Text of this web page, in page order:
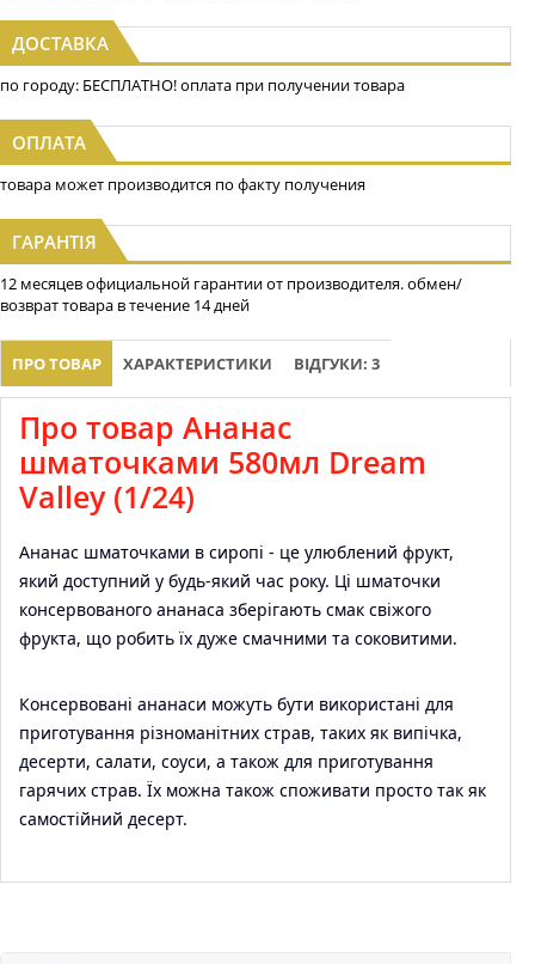
ДОСТАВКА
по городу: БЕСПЛАТНО! оплата при получении товара
ОПЛАТА
товара может производится по факту получения
ГАРАНТІЯ
12 месяцев официальной гарантии от производителя. обмен/
возврат товара в течение 14 дней
ПРО ТОВАР ХАРАКТЕРИСТИКИ ВІДГУКИ: 3
Про товар Ананас
шматочками 580мл Dream
Valley (1/24)
Ананас шматочками в сиропі - це улюблений фрукт,
який доступний у будь-який час року. Ці шматочки
консервованого ананаса зберігають смак свіжого
фрукта, що робить їх дуже смачними та соковитими.
Консервовані ананаси можуть бути використані для
приготування різноманітних страв, таких як випічка,
десерти, салати, соуси, а також для приготування
гарячих страв. Їх можна також споживати просто так як
самостійний десерт.